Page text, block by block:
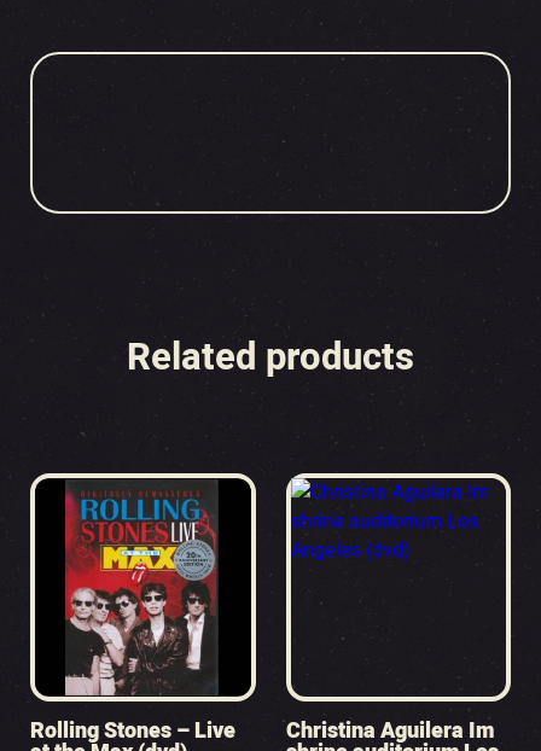
Related products
Rolling Stones – Live Christina Aguilera Im